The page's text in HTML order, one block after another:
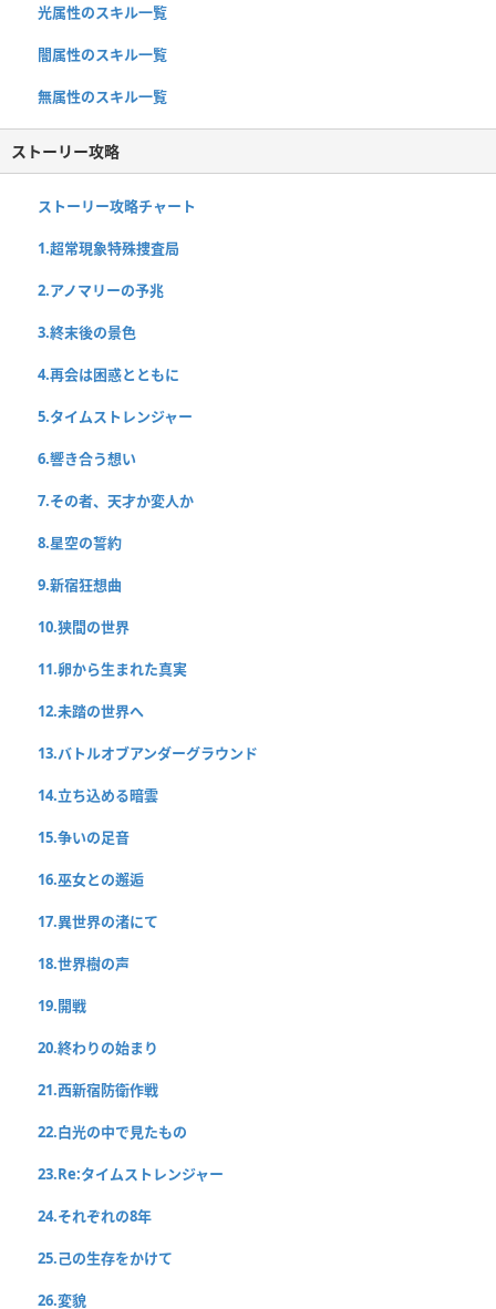
光属性のスキル一覧
闇属性のスキル一覧
無属性のスキル一覧
ストーリー攻略
ストーリー攻略チャート
1.超常現象特殊捜査局
2.アノマリーの予兆
3.終末後の景色
4.再会は困惑とともに
5.タイムストレンジャー
6.響き合う想い
7.その者、天才か変人か
8.星空の誓約
9.新宿狂想曲
10.狭間の世界
11.卵から生まれた真実
12.未踏の世界へ
13.バトルオブアンダーグラウンド
14.立ち込める暗雲
15.争いの足音
16.巫女との邂逅
17.異世界の渚にて
18.世界樹の声
19.開戦
20.終わりの始まり
21.西新宿防衛作戦
22.白光の中で見たもの
23.Re:タイムストレンジャー
24.それぞれの8年
25.己の生存をかけて
26.変貌